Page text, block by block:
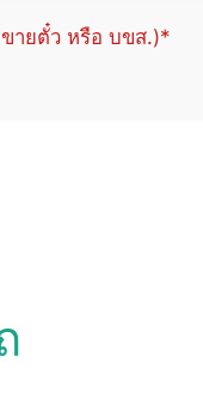
ขายตั๋ว หรือ บขส.)*